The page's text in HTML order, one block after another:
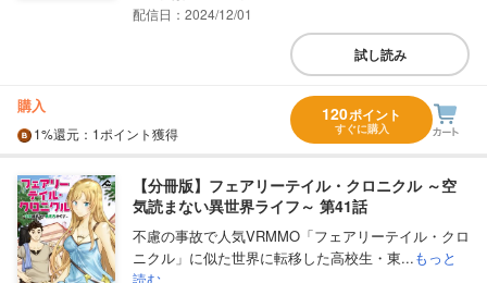
配信日：2024/12/01
試し読み
購入
1%還元 ：1ポイント獲得
120ポイント
すぐに購入
【分冊版】フェアリーテイル・クロニクル ～空
気読まない異世界ライフ～ 第41話
不慮の事故で人気VRMMO「フェアリーテイル・クロ
ニクル」に似た世界に転移した高校生・東...もっと
読む